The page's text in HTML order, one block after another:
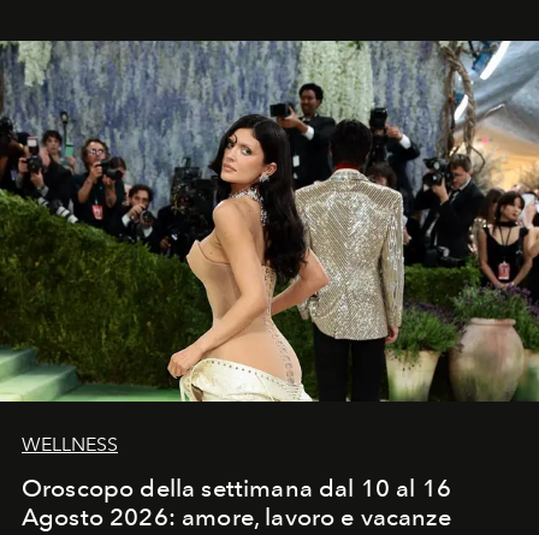
WELLNESS
Oroscopo della settimana dal 10 al 16
Agosto 2026: amore, lavoro e vacanze